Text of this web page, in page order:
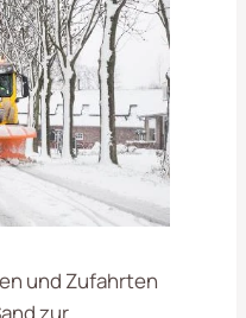
und Zufahrten
zur